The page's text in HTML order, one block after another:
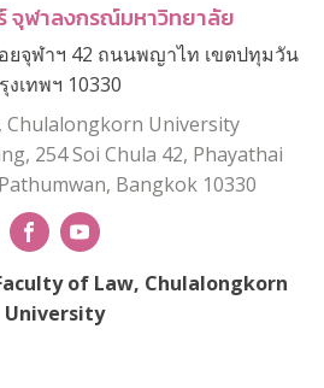
จุฬาลงกรณ์มหาวิทยาลัย
ยจุฬาฯ 42 ถนนพญาไท เขตปทุมวัน
งเทพฯ 10330
Chulalongkorn University
254 Soi Chula 42, Phayathai
Bangkok 10330
of Law, Chulalongkorn
University